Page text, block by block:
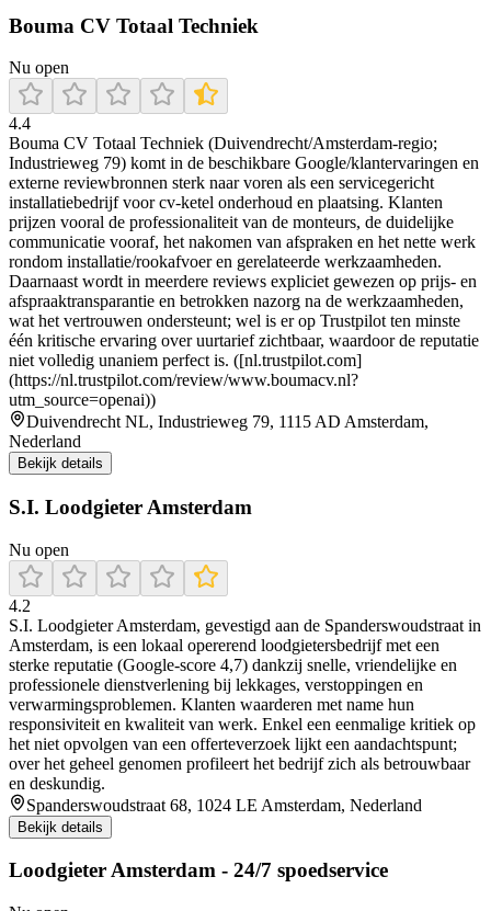
Bouma CV Totaal Techniek
Nu open
4.4
Bouma CV Totaal Techniek (Duivendrecht/Amsterdam-regio;
Industrieweg 79) komt in de beschikbare Google/klantervaringen en
externe reviewbronnen sterk naar voren als een servicegericht
installatiebedrijf voor cv-ketel onderhoud en plaatsing. Klanten
prijzen vooral de professionaliteit van de monteurs, de duidelijke
communicatie vooraf, het nakomen van afspraken en het nette werk
rondom installatie/rookafvoer en gerelateerde werkzaamheden.
Daarnaast wordt in meerdere reviews expliciet gewezen op prijs- en
afspraaktransparantie en betrokken nazorg na de werkzaamheden,
wat het vertrouwen ondersteunt; wel is er op Trustpilot ten minste
één kritische ervaring over uurtarief zichtbaar, waardoor de reputatie
niet volledig unaniem perfect is. ([nl.trustpilot.com]
(https://nl.trustpilot.com/review/www.boumacv.nl?
utm_source=openai))
Duivendrecht NL, Industrieweg 79, 1115 AD Amsterdam,
Nederland
Bekijk details
S.I. Loodgieter Amsterdam
Nu open
4.2
S.I. Loodgieter Amsterdam, gevestigd aan de Spanderswoudstraat in
Amsterdam, is een lokaal opererend loodgietersbedrijf met een
sterke reputatie (Google-score 4,7) dankzij snelle, vriendelijke en
professionele dienstverlening bij lekkages, verstoppingen en
verwarmingsproblemen. Klanten waarderen met name hun
responsiviteit en kwaliteit van werk. Enkel een eenmalige kritiek op
het niet opvolgen van een offerteverzoek lijkt een aandachtspunt;
over het geheel genomen profileert het bedrijf zich als betrouwbaar
en deskundig.
Spanderswoudstraat 68, 1024 LE Amsterdam, Nederland
Bekijk details
Loodgieter Amsterdam - 24/7 spoedservice